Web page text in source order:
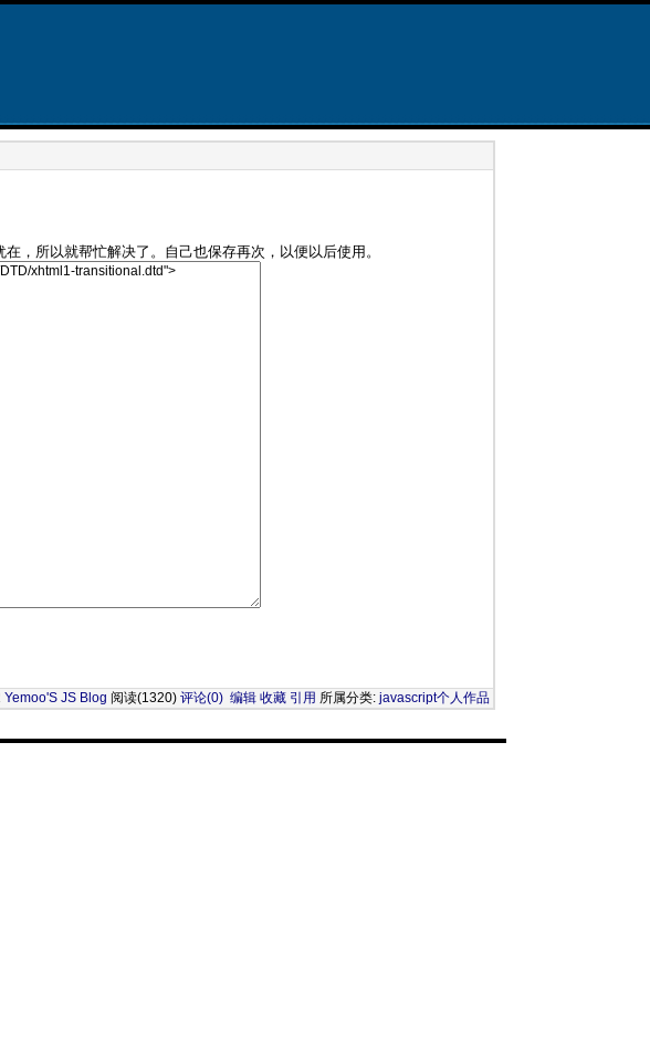
，所以就帮忙解决了。自己也保存再次，以便以后使用。
Yemoo'S JS Blog 阅读(1320) 评论(0) 编辑 收藏 引用 所属分类: javascript个人作品